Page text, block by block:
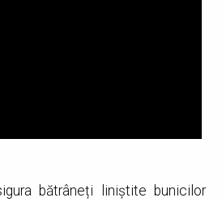
bătrâneți liniștite bunicilor